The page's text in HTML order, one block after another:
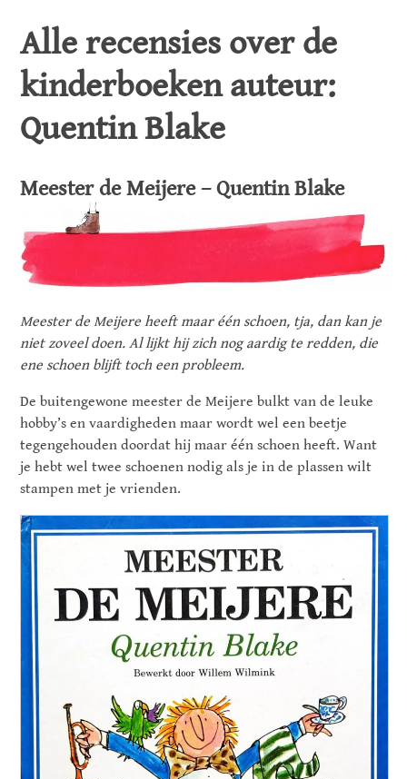
Alle recensies over de
kinderboeken auteur:
Quentin Blake
Meester de Meijere – Quentin Blake
Meester de Meijere heeft maar één schoen, tja, dan kan je
niet zoveel doen. Al lijkt hij zich nog aardig te redden, die
ene schoen blijft toch een probleem.
De buitengewone meester de Meijere bulkt van de leuke
hobby’s en vaardigheden maar wordt wel een beetje
tegengehouden doordat hij maar één schoen heeft. Want
je hebt wel twee schoenen nodig als je in de plassen wilt
stampen met je vrienden.